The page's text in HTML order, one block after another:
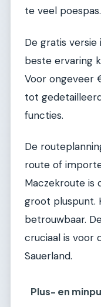
te veel poespas.
De gratis versie
beste ervaring
Voor ongeveer
tot
functies.
De
route of
Maczekroute is
groot pluspunt.
betrouwbaar.
cruciaal is voor
Sauerland.
Plus- en